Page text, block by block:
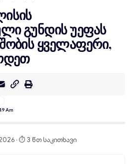
გუნდის უეფას
ყველაფერი,
Am
· ⏱ 3 წთ საკითხავი